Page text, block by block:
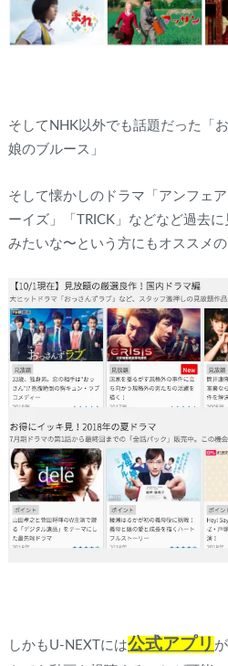
そしてNHK以外でも話題だった「
娘のブルース」
そして懐かしのドラマ「アンフェ
ーイズ」「TRICK」などなど過去
みたいな〜という方にもオススメ
しかもU-NEXTには公式アプリ